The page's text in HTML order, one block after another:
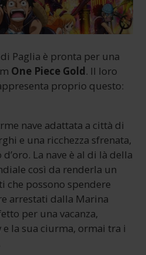
Paglia è pronta per una
One Piece Gold. Il loro
proprio questo:
nave adattata a città di
e una ricchezza sfrenata,
La nave è al di là della
così da renderla un
che possono spendere
arrestati dalla Marina
per una vacanza,
la sua ciurma, ormai tra i